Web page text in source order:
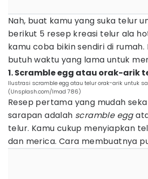
Nah, buat kamu yang suka telur
berikut 5 resep kreasi telur ala
kamu coba bikin sendiri di rumah.
butuh waktu yang lama untuk
1. Scramble egg atau orak-arik
Ilustrasi scramble egg atau telur orak-arik untuk
(Unsplash.com/Imad 786)
Resep pertama yang mudah
sarapan adalah scramble egg
telur. Kamu cukup menyiapkan
dan merica. Cara membuatnya